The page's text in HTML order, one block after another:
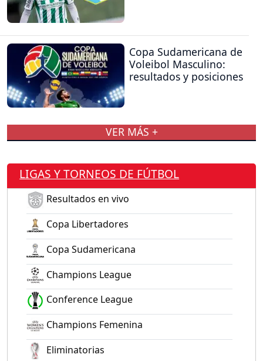
Copa Sudamericana de
Voleibol Masculino:
resultados y posiciones
VER MÁS +
LIGAS Y TORNEOS DE FÚTBOL
Resultados en vivo
Copa Libertadores
Copa Sudamericana
Champions League
Conference League
Champions Femenina
Eliminatorias